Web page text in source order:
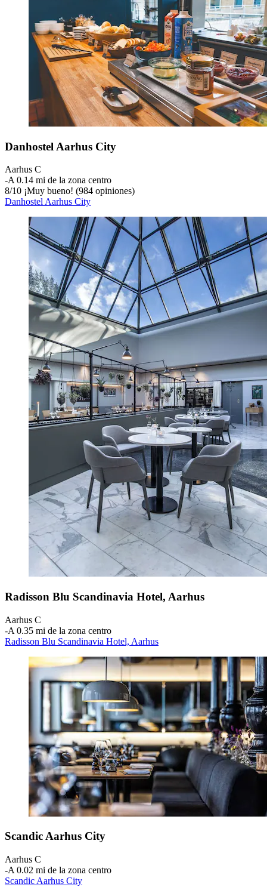
Danhostel Aarhus City
Aarhus C
‐A 0.14 mi de la zona centro
8/10 ¡Muy bueno! (984 opiniones)
Danhostel Aarhus City
Radisson Blu Scandinavia Hotel, Aarhus
Aarhus C
‐A 0.35 mi de la zona centro
Radisson Blu Scandinavia Hotel, Aarhus
Scandic Aarhus City
Aarhus C
‐A 0.02 mi de la zona centro
Scandic Aarhus City